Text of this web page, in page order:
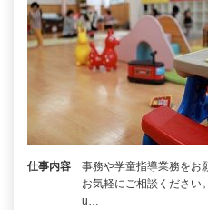
仕事内容
事務や学童指導業務をお
お気軽にご相談ください
u…